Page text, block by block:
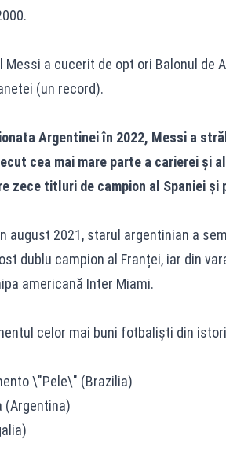
Messi a cucerit de opt ori Balonul de
(un record).
Argentinei în 2022, Messi a
cea mai mare parte a carierei și
zece titluri de campion al Spaniei și
august 2021, starul argentinian a
dublu campion al Franței, iar din
americană Inter Miami.
celor mai buni fotbaliști din
\"Pele\" (Brazilia)
(Argentina)